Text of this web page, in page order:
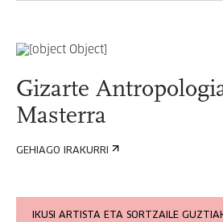
Gizarte
Masterra
GEHIAGO IRAKURRI
IKUSI ARTISTA ETA SORTZAILE